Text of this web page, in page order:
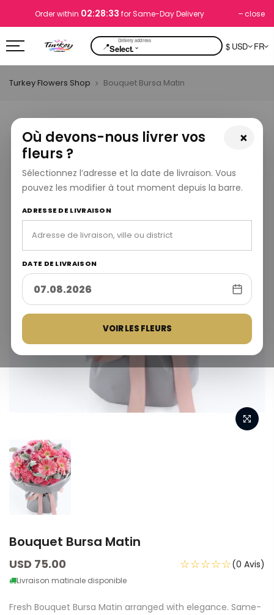
Order within 02:28:33 for Same-Day Delivery close
📍Select.⌄ $ USD FR
×
Où devons-nous livrer vos
fleurs ?
Sélectionnez l’adresse et la date de livraison. Vous
pouvez les modifier à tout moment depuis la barre.
ADRESSE DE LIVRAISON
DATE DE LIVRAISON
VOIR LES FLEURS
Turkey Flowers Shop Bouquet Bursa Matin
Bouquet Bursa Matin
USD 75.00
Livraison matinale disponible
☆☆☆☆☆(0 Avis)
Fresh Bouquet Bursa Matin arranged with elegance. Same-